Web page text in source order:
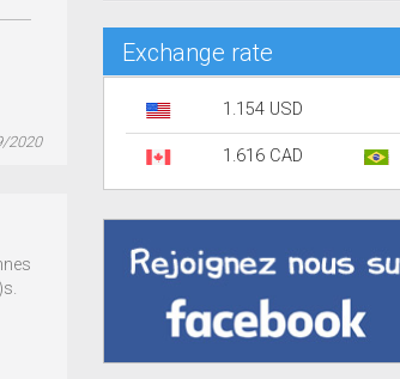
2020
Exchange rate
1.154 USD
1.616 CAD